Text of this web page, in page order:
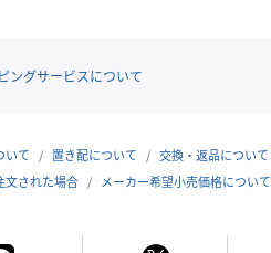
ングサービスについて
いて 置き配について
交換・返品について
文された場合
メーカー希望小売価格について